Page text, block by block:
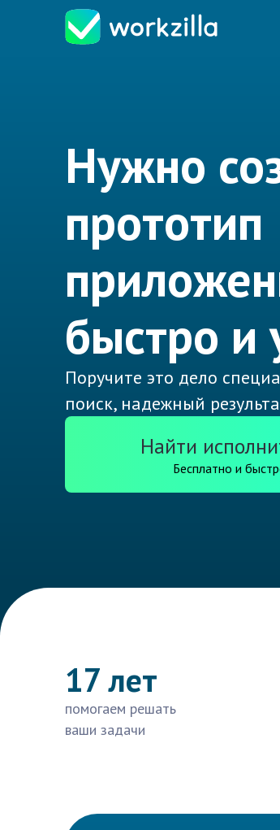
Нужно
прототип
быстро и
Поручите это дело
поиск, надежный
Найти
Бесплатно и
17 лет
помогаем решать
ваши задачи